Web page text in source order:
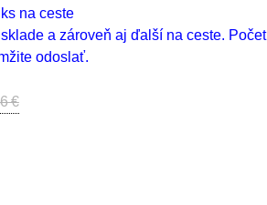
na ceste
a zároveň aj ďalší na ceste. Počet
odoslať.
€